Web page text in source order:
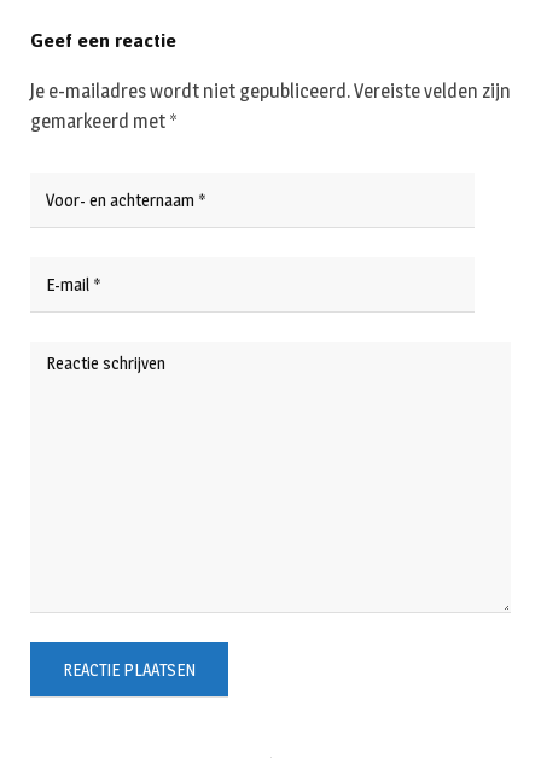
Geef een reactie
Je e-mailadres wordt niet gepubliceerd.Vereiste velden zijn
gemarkeerd met *